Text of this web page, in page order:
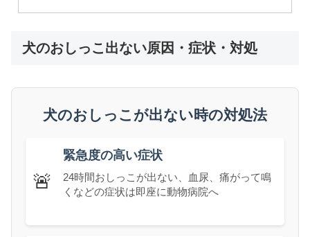
犬のおしっこ出ない原因・症状・対処
犬のおしっこが出ない時の対処法
🚨
緊急度の高い症状
24時間おしっこが出ない、血尿、痛がって鳴
くなどの症状は即座に動物病院へ